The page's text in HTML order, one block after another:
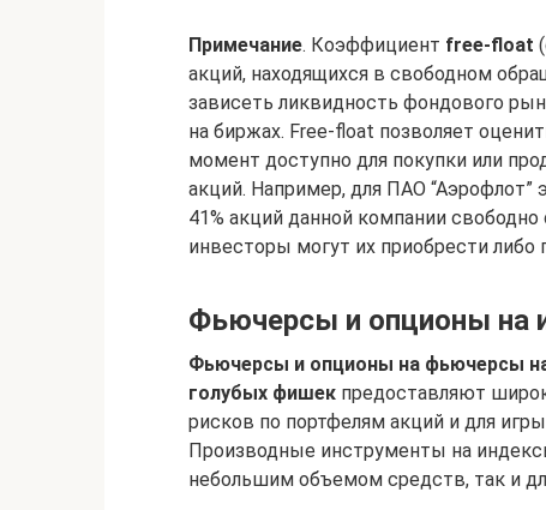
Примечание. Коэффициент free-float
акций, находящихся в свободном
зависеть ликвидность фондового
на биржах. Free-float позволяет
момент доступно для покупки или
акций. Например, для ПАО “Аэрофлот”
41% акций данной компании
инвесторы могут их приобрести либо
Фьючерсы и опционы на
Фьючерсы и опционы на фьючерсы
голубых фишек предоставляют
рисков по портфелям акций и для
Производные инструменты на
небольшим объемом средств, так и